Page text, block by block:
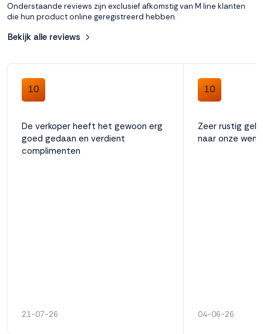
Onderstaande reviews zijn exclusief afkomstig van M line klanten
die hun product online geregistreerd hebben.
Bekijk alle reviews
10
De verkoper heeft het gewoon erg
goed gedaan en verdient
complimenten
21-07-26
10
Zeer rustig
naar onze
04-06-26